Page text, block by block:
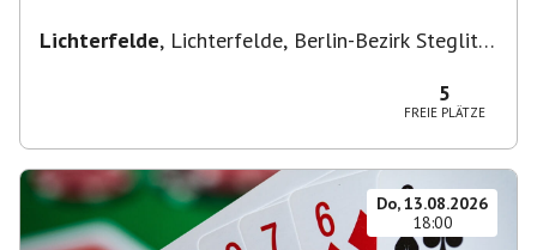
Lichterfelde, Lichterfelde, Berlin-Bezirk Steglitz-
5
FREIE PLÄTZE
Do, 13.08.2026
18:00